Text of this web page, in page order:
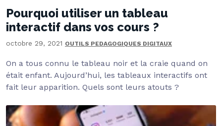
Pourquoi utiliser un tableau
interactif dans vos cours ?
octobre 29, 2021 OUTILS PEDAGOGIQUES DIGITAUX
On a tous connu le tableau noir et la craie quand on
était enfant. Aujourd’hui, les tableaux interactifs ont
fait leur apparition. Quels sont leurs atouts ?